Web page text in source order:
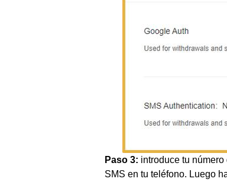
Paso 3: introduce tu
SMS en tu teléfono. Luego